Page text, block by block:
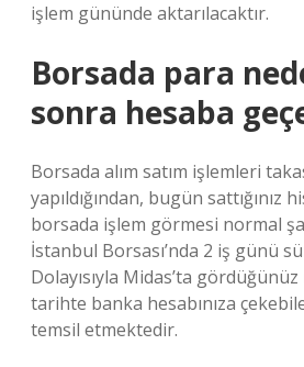
işlem gününde aktarılacaktır.
Borsada para
sonra hesaba
Borsada alım satım işlemleri
yapıldığından, bugün sattığınız
borsada işlem görmesi normal
İstanbul Borsası’nda 2 iş günü
Dolayısıyla Midas’ta
tarihte banka hesabınıza
temsil etmektedir.